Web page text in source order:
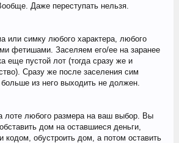
Даже переступать нельзя.
или симку любого характера, любого
фетишами. Заселяем его/ее на заранее
еще пустой лот (тогда сразу же и
Сразу же после заселения сим
из него выходить не должен.
лоте любого размера на ваш выбор. Вы
дом на оставшиеся деньги,
кодом, обустроить дом, а потом оставить